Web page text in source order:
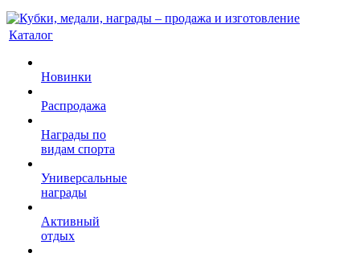
Каталог
Новинки
Распродажа
Награды по
видам спорта
Универсальные
награды
Активный
отдых